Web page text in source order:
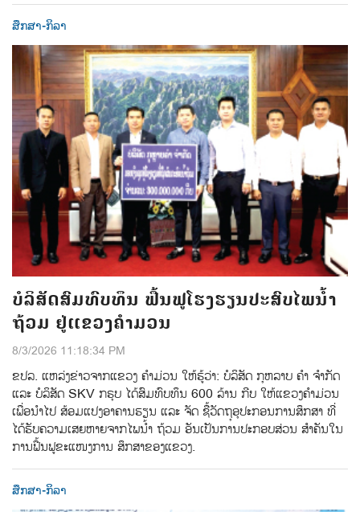
ສຶກສາ-ກິລາ
ບໍລິສັດສົມທົບທຶນ ຟື້ນຟູໂຮງຮຽນປະສົບໄພນ້ຳ
ຖ້ວມ ຢູ່ແຂວງຄຳມວນ
8/3/2026 11:18:34 PM
ຂປລ. ແຫລ່ງຂ່າວຈາກແຂວງ ຄຳມ່ວນ ໃຫ້ຮູ້ວ່າ: ບໍລິສັດ ກຸຫລາບ ຄໍາ ຈໍາກັດ
ແລະ ບໍລິສັດ SKV ກຣຸບ ໄດ້ສົມທົບທຶນ 600 ລ້ານ ກີບ ໃຫ້ແຂວງຄໍາມ່ວນ
ເພື່ອນໍາໄປ ສ້ອມແປງອາຄານຮຽນ ແລະ ຈັດ ຊ້ືວັດຖຸອຸປະກອນການສຶກສາ ທ່ີ
ໄດ້ຮັບຄວາມເສຍຫາຍຈາກໄພນ້ໍາ ຖ້ວມ ອັນເປັນການປະກອບສ່ວນ ສໍາຄັນໃນ
ການຟື້ນຟູຂະແໜງການ ສຶກສາຂອງແຂວງ.
ສຶກສາ-ກິລາ